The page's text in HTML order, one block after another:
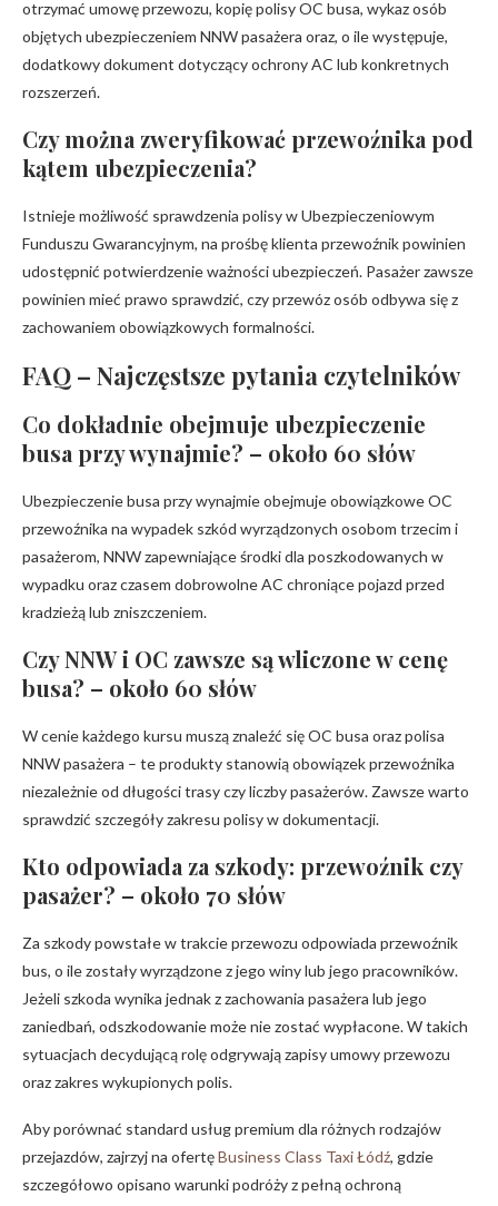
otrzymać umowę przewozu, kopię polisy OC busa, wykaz osób
objętych ubezpieczeniem NNW pasażera oraz, o ile występuje,
dodatkowy dokument dotyczący ochrony AC lub konkretnych
rozszerzeń.
Czy można zweryfikować przewoźnika pod
kątem ubezpieczenia?
Istnieje możliwość sprawdzenia polisy w Ubezpieczeniowym
Funduszu Gwarancyjnym, na prośbę klienta przewoźnik powinien
udostępnić potwierdzenie ważności ubezpieczeń. Pasażer zawsze
powinien mieć prawo sprawdzić, czy przewóz osób odbywa się z
zachowaniem obowiązkowych formalności.
FAQ – Najczęstsze pytania czytelników
Co dokładnie obejmuje ubezpieczenie
busa przy wynajmie? – około 60 słów
Ubezpieczenie busa przy wynajmie obejmuje obowiązkowe OC
przewoźnika na wypadek szkód wyrządzonych osobom trzecim i
pasażerom, NNW zapewniające środki dla poszkodowanych w
wypadku oraz czasem dobrowolne AC chroniące pojazd przed
kradzieżą lub zniszczeniem.
Czy NNW i OC zawsze są wliczone w cenę
busa? – około 60 słów
W cenie każdego kursu muszą znaleźć się OC busa oraz polisa
NNW pasażera – te produkty stanowią obowiązek przewoźnika
niezależnie od długości trasy czy liczby pasażerów. Zawsze warto
sprawdzić szczegóły zakresu polisy w dokumentacji.
Kto odpowiada za szkody: przewoźnik czy
pasażer? – około 70 słów
Za szkody powstałe w trakcie przewozu odpowiada przewoźnik
bus, o ile zostały wyrządzone z jego winy lub jego pracowników.
Jeżeli szkoda wynika jednak z zachowania pasażera lub jego
zaniedbań, odszkodowanie może nie zostać wypłacone. W takich
sytuacjach decydującą rolę odgrywają zapisy umowy przewozu
oraz zakres wykupionych polis.
Aby porównać standard usług premium dla różnych rodzajów
przejazdów, zajrzyj na ofertęBusiness Class Taxi Łódź, gdzie
szczegółowo opisano warunki podróży z pełną ochroną